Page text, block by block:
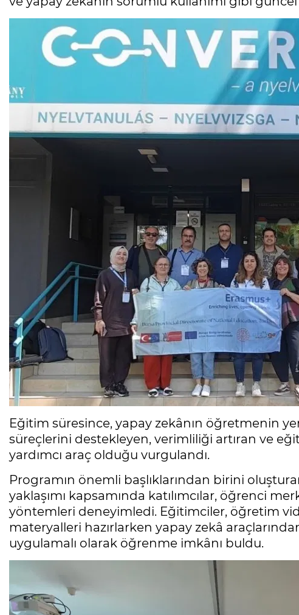
Eğitim süresince, yapay zekânın öğretmenin
süreçlerini destekleyen, verimliliği artıran ve
yardımcı araç olduğu vurgulandı.
Programın önemli başlıklarından birini
yaklaşımı kapsamında katılımcılar, öğrenci
yöntemleri deneyimledi. Eğitimciler, öğretim
materyalleri hazırlarken yapay zekâ
uygulamalı olarak öğrenme imkânı buldu.